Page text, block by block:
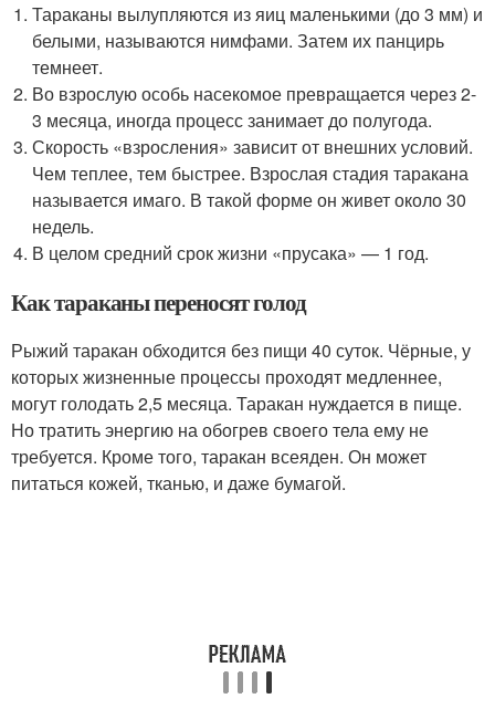
Тараканы вылупляются из яиц маленькими (до 3 мм) и
белыми, называются нимфами. Затем их панцирь
темнеет.
Во взрослую особь насекомое превращается через 2-
3 месяца, иногда процесс занимает до полугода.
Скорость «взросления» зависит от внешних условий.
Чем теплее, тем быстрее. Взрослая стадия таракана
называется имаго. В такой форме он живет около 30
недель.
В целом средний срок жизни «прусака» — 1 год.
Как тараканы переносят голод
Рыжий таракан обходится без пищи 40 суток. Чёрные, у
которых жизненные процессы проходят медленнее,
могут голодать 2,5 месяца. Таракан нуждается в пище.
Но тратить энергию на обогрев своего тела ему не
требуется. Кроме того, таракан всеяден. Он может
питаться кожей, тканью, и даже бумагой.